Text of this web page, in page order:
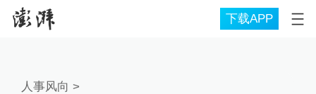
下载APP
人事风向 >